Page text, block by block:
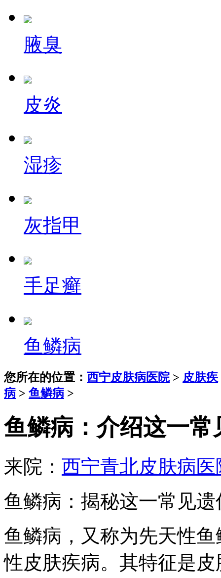
腋臭
皮炎
湿疹
灰指甲
手足癣
鱼鳞病
您所在的位置： 西宁皮肤病医院> 皮肤疾
病 > 鱼鳞病 >
鱼鳞病：介绍这一
来院： 西宁青北皮肤病医
鱼鳞病：揭秘这一常见
鱼鳞病，又称为先天性
性皮肤疾病。其特征是